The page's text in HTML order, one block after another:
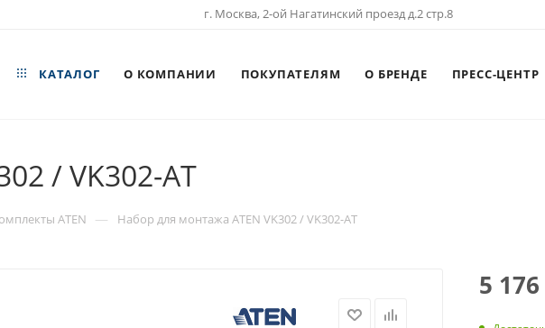
г. Москва, 2-ой Нагатинский проезд д.2 стр.8
КАТАЛОГ О КОМПАНИИ ПОКУПАТЕЛЯМ О БРЕНДЕ ПРЕСС-ЦЕНТР
/ VK302-AT
ATEN — Набор для монтажа ATEN VK302 / VK302-AT
5 176